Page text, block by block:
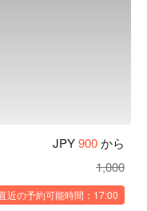
後の糖質の吸収を穏や
り過ぎを防ぐことがで
グも指定できます。
ルは陶器で提供いた
JPY900から
1,000
近の予約可能時間：17:00